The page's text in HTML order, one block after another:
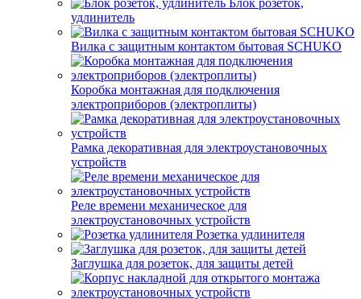
Блок розеток,
удлинитель
Вилка с защитным контактом бытовая SCHUKO
Коробка монтажная для подключения
электроприборов (электроплиты)
Рамка декоративная для электроустановочных
устройств
Реле времени механическое для
электроустановочных устройств
Розетка удлинителя
Заглушка для розеток, для защиты детей